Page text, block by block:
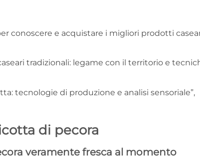
conoscere e acquistare i migliori prodotti
tradizionali: legame con il territorio e
tecnologie di produzione e analisi sensoriale”,
di pecora
veramente fresca al momento